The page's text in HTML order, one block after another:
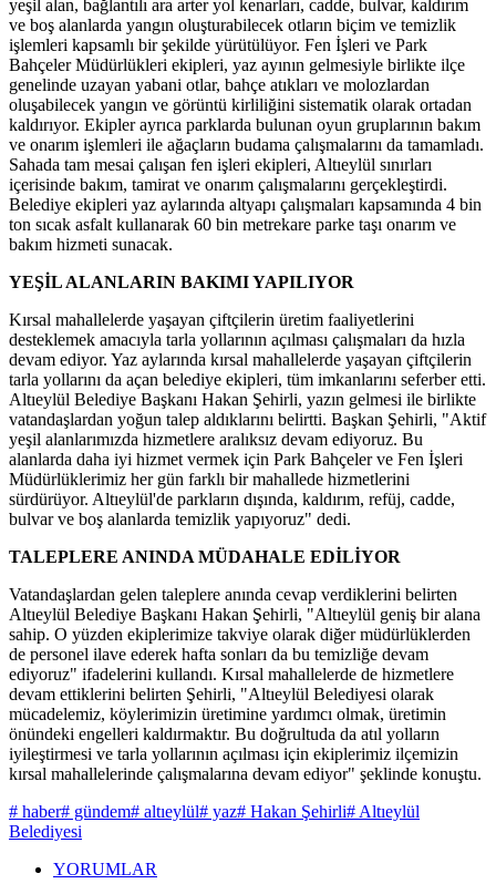
yeşil alan, bağlantılı ara arter yol kenarları, cadde, bulvar, kaldırım
ve boş alanlarda yangın oluşturabilecek otların biçim ve temizlik
işlemleri kapsamlı bir şekilde yürütülüyor. Fen İşleri ve Park
Bahçeler Müdürlükleri ekipleri, yaz ayının gelmesiyle birlikte ilçe
genelinde uzayan yabani otlar, bahçe atıkları ve molozlardan
oluşabilecek yangın ve görüntü kirliliğini sistematik olarak ortadan
kaldırıyor. Ekipler ayrıca parklarda bulunan oyun gruplarının bakım
ve onarım işlemleri ile ağaçların budama çalışmalarını da tamamladı.
Sahada tam mesai çalışan fen işleri ekipleri, Altıeylül sınırları
içerisinde bakım, tamirat ve onarım çalışmalarını gerçekleştirdi.
Belediye ekipleri yaz aylarında altyapı çalışmaları kapsamında 4 bin
ton sıcak asfalt kullanarak 60 bin metrekare parke taşı onarım ve
bakım hizmeti sunacak.
YEŞİL ALANLARIN BAKIMI YAPILIYOR
Kırsal mahallelerde yaşayan çiftçilerin üretim faaliyetlerini
desteklemek amacıyla tarla yollarının açılması çalışmaları da hızla
devam ediyor. Yaz aylarında kırsal mahallelerde yaşayan çiftçilerin
tarla yollarını da açan belediye ekipleri, tüm imkanlarını seferber etti.
Altıeylül Belediye Başkanı Hakan Şehirli, yazın gelmesi ile birlikte
vatandaşlardan yoğun talep aldıklarını belirtti. Başkan Şehirli, "Aktif
yeşil alanlarımızda hizmetlere aralıksız devam ediyoruz. Bu
alanlarda daha iyi hizmet vermek için Park Bahçeler ve Fen İşleri
Müdürlüklerimiz her gün farklı bir mahallede hizmetlerini
sürdürüyor. Altıeylül'de parkların dışında, kaldırım, refüj, cadde,
bulvar ve boş alanlarda temizlik yapıyoruz" dedi.
TALEPLERE ANINDA MÜDAHALE EDİLİYOR
Vatandaşlardan gelen taleplere anında cevap verdiklerini belirten
Altıeylül Belediye Başkanı Hakan Şehirli, "Altıeylül geniş bir alana
sahip. O yüzden ekiplerimize takviye olarak diğer müdürlüklerden
de personel ilave ederek hafta sonları da bu temizliğe devam
ediyoruz" ifadelerini kullandı. Kırsal mahallelerde de hizmetlere
devam ettiklerini belirten Şehirli, "Altıeylül Belediyesi olarak
mücadelemiz, köylerimizin üretimine yardımcı olmak, üretimin
önündeki engelleri kaldırmaktır. Bu doğrultuda da atıl yolların
iyileştirmesi ve tarla yollarının açılması için ekiplerimiz ilçemizin
kırsal mahallelerinde çalışmalarına devam ediyor" şeklinde konuştu.
# haber# gündem# altıeylül# yaz# Hakan Şehirli# Altıeylül
Belediyesi
YORUMLAR